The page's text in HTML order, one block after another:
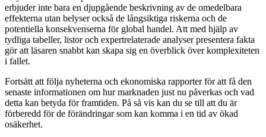
erbjuder inte bara en djupgående beskrivning av de omedelbara
effekterna utan belyser också de långsiktiga riskerna och de
potentiella konsekvenserna för global handel. Att med hjälp av
tydliga tabeller, listor och expertrelaterade analyser presentera fakta
gör att läsaren snabbt kan skapa sig en överblick över komplexiteten
i fallet.
Fortsätt att följa nyheterna och ekonomiska rapporter för att få den
senaste informationen om hur marknaden just nu påverkas och vad
detta kan betyda för framtiden. På så vis kan du se till att du är
förberedd för de förändringar som kan komma i en tid av ökad
osäkerhet.